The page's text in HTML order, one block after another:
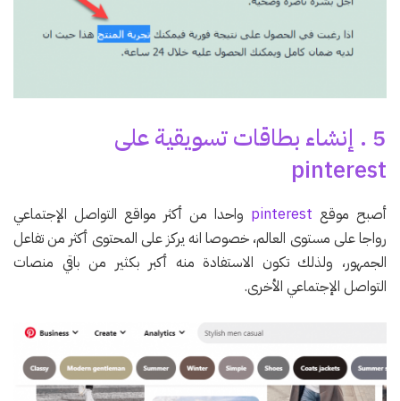
5 . إنشاء بطاقات تسويقية على
pinterest
أصبح موقع pinterest واحدا من أكثر مواقع التواصل الإجتماعي
رواجا على مستوى العالم، خصوصا انه يركز على المحتوى أكثر من تفاعل
الجمهور، ولذلك تكون الاستفادة منه أكبر بكثير من باقي منصات
التواصل الإجتماعي الأخرى.